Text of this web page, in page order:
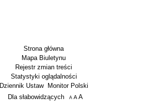
Strona główna
Mapa Biuletynu
Rejestr zmian treści
Statystyki oglądalności
Dziennik Ustaw
Monitor Polski
Menu dodatkowe
Dla słabowidzących A pomniejsz czcionkę
A standardowy rozmiar czcionki
A